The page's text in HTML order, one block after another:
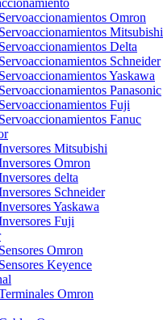
Servoaccionamientos Omron
Servoaccionamientos Mitsubishi
Servoaccionamientos Delta
Servoaccionamientos Schneider
Servoaccionamientos Yaskawa
Servoaccionamientos Panasonic
Servoaccionamientos Fuji
Servoaccionamientos Fanuc
Mitsubishi
Omron
delta
Schneider
Yaskawa
Fuji
Sensores Omron
Sensores Keyence
Omron